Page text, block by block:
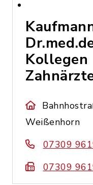
Kollegen
Weißenhorn
07309
07309